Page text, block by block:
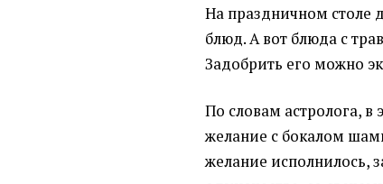
На праздничном столе
блюд. А вот блюда с
Задобрить его можно
По словам астролога, в
желание с бокалом
желание исполнилось,